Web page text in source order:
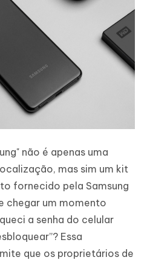
não é apenas uma
mas sim um kit
fornecido pela Samsung
chegar um momento
a senha do celular
Essa
que os proprietários de